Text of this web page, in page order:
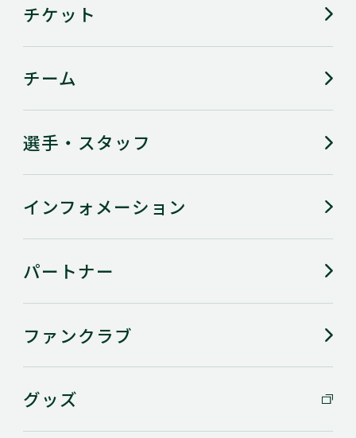
チケット
チーム
選手・スタッフ
インフォメーション
パートナー
ファンクラブ
グッズ